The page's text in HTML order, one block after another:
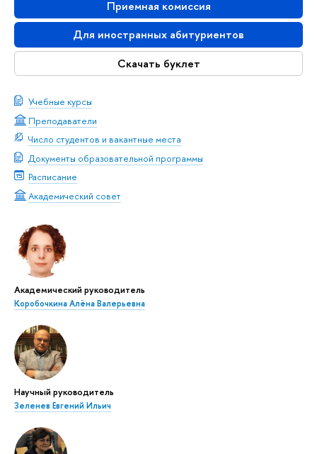
Приемная комиссия
Для иностранных абитуриентов
Скачать буклет
Учебные курсы
Преподаватели
Число студентов и вакантные места
Документы образовательной программы
Расписание
Академический совет
Академический руководитель
Коробочкина Алёна Валерьевна
Научный руководитель
Зеленев Евгений Ильич